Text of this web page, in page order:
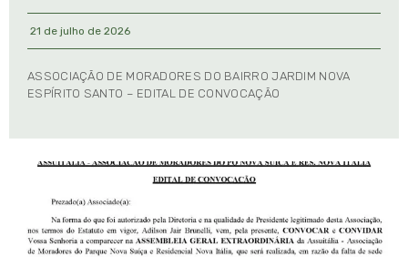
21 de julho de 2026
ASSOCIAÇÃO DE MORADORES DO BAIRRO JARDIM NOVA
ESPÍRITO SANTO – EDITAL DE CONVOCAÇÃO